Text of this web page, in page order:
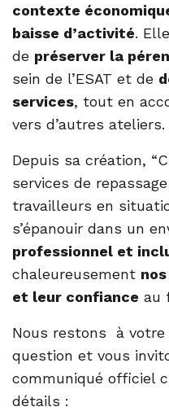
contexte
baisse d’activité.
de préserver la
sein de l’ESAT et de
services, tout en
vers d’autres ateliers.
Depuis sa création,
services de
travailleurs en
s’épanouir dans un
professionnel et
chaleureusement
et leur confiance au
Nous restons à
question et vous
communiqué officiel
détails :